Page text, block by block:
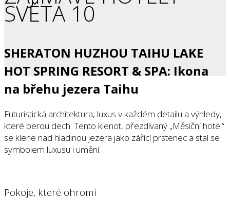
SVĚTA 10
SHERATON HUZHOU TAIHU LAKE
HOT SPRING RESORT & SPA: Ikona
na břehu jezera Taihu
Futuristická architektura, luxus v každém detailu a výhledy,
které berou dech. Tento klenot, přezdívaný „Měsíční hotel“
se klene nad hladinou jezera jako zářící prstenec a stal se
symbolem luxusu i umění.
Pokoje, které ohromí